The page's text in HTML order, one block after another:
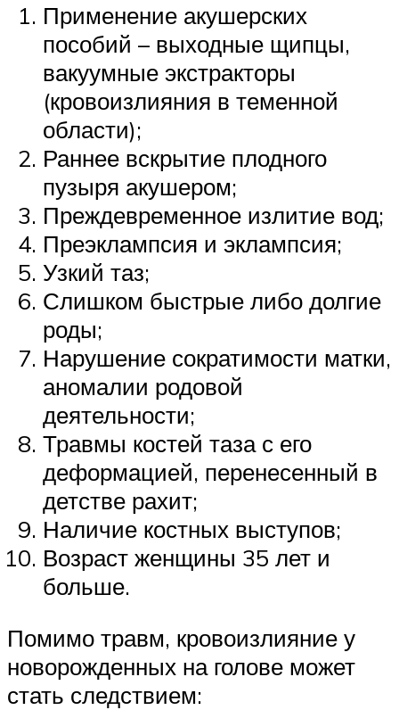
Применение акушерских
пособий – выходные щипцы,
вакуумные экстракторы
(кровоизлияния в теменной
области);
Раннее вскрытие плодного
пузыря акушером;
Преждевременное излитие вод;
Преэклампсия и эклампсия;
Узкий таз;
Слишком быстрые либо долгие
роды;
Нарушение сократимости матки,
аномалии родовой
деятельности;
Травмы костей таза с его
деформацией, перенесенный в
детстве рахит;
Наличие костных выступов;
Возраст женщины 35 лет и
больше.
Помимо травм, кровоизлияние у
новорожденных на голове может
стать следствием: